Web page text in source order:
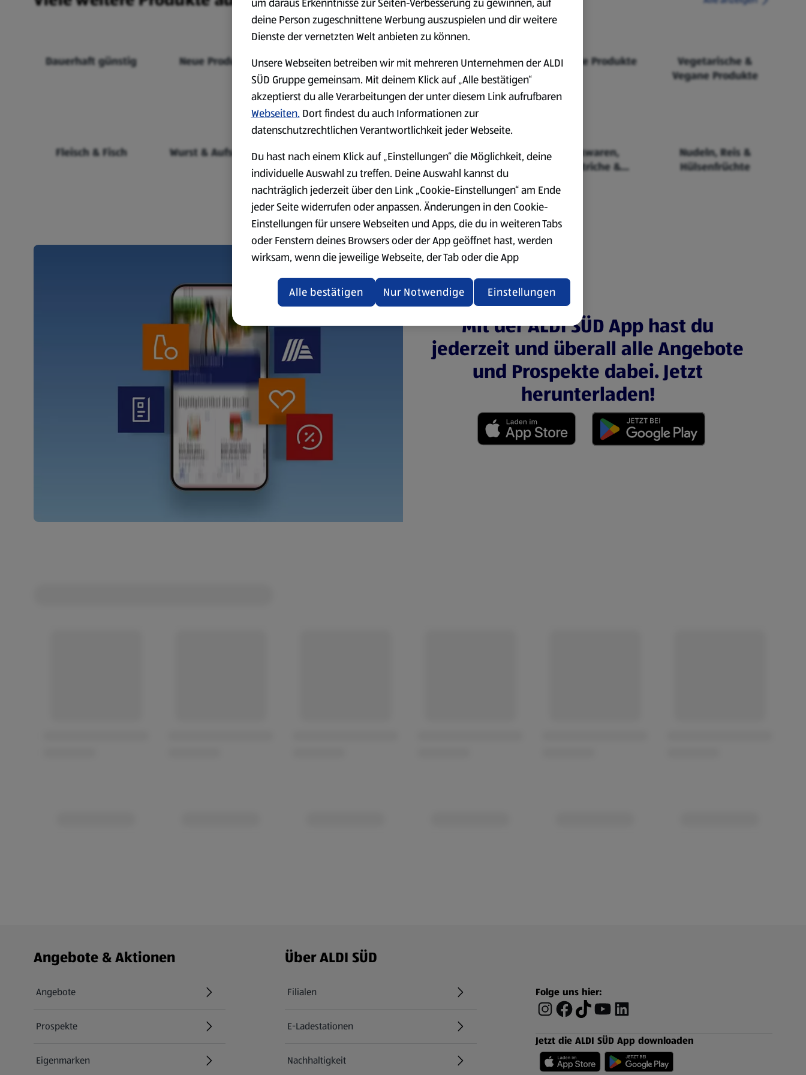
Dauerhaft günstig Neue Produkte Markenprodukte Bio-Produkte Fairtrade Produkte
Vegetarische &
Vegane Produkte
Fleisch & Fisch Wurst & Aufschnitt Käse
Milchprodukte &
Eier
Backwaren,
Aufstriche &
Nudeln, Reis &
Hülsenfrüchte
Mit der ALDI SÜD App hast du
jederzeit und überall alle Angebote
und Prospekte dabei. Jetzt
herunterladen!
Fußzeilenmenü - weitere Links
Angebote & Aktionen
Angebote
Prospekte
Eigenmarken
Über ALDI SÜD
Filialen
E-Ladestationen
Nachhaltigkeit
Folge uns hier:
Jetzt die ALDI SÜD App downloaden
deine Person zugeschnittene Werbung auszuspielen und dir weitere
Dienste der vernetzten Welt anbieten zu können.
Unsere Webseiten betreiben wir mit mehreren Unternehmen der ALDI
SÜD Gruppe gemeinsam. Mit deinem Klick auf „Alle bestätigen“
akzeptierst du alle Verarbeitungen der unter diesem Link aufrufbaren
Webseiten. Dort findest du auch Informationen zur
datenschutzrechtlichen Verantwortlichkeit jeder Webseite.
Du hast nach einem Klick auf „Einstellungen“ die Möglichkeit, deine
individuelle Auswahl zu treffen. Deine Auswahl kannst du
nachträglich jederzeit über den Link „Cookie-Einstellungen“ am Ende
jeder Seite widerrufen oder anpassen. Änderungen in den Cookie-
Einstellungen für unsere Webseiten und Apps, die du in weiteren Tabs
oder Fenstern deines Browsers oder der App geöffnet hast, werden
wirksam, wenn die jeweilige Webseite, der Tab oder die App
aktualisiert oder geschlossen und anschließend wieder geöffnet
Datenschutzerklärung zur Verfügung.
Übersicht der Webseitenbetreiber und Datenschutzerklärungen
Einstellungen
Nur Notwendige
Alle bestätigen